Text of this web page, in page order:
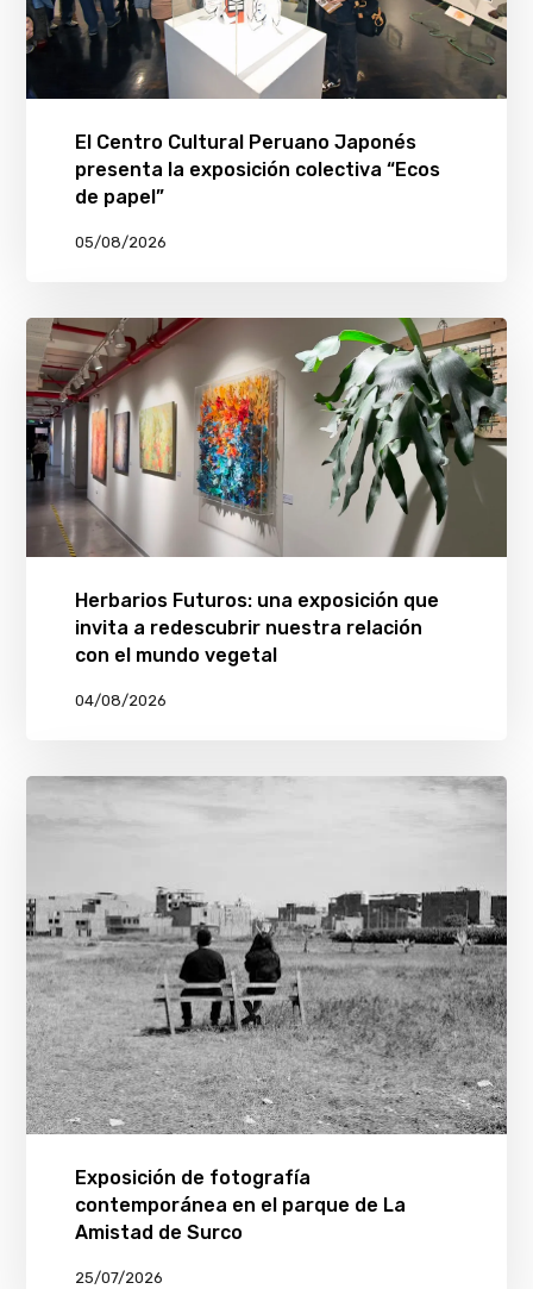
El Centro Cultural Peruano Japonés
presenta la exposición colectiva “Ecos
de papel”
05/08/2026
Herbarios Futuros: una exposición que
invita a redescubrir nuestra relación
con el mundo vegetal
04/08/2026
Exposición de fotografía
contemporánea en el parque de La
Amistad de Surco
25/07/2026